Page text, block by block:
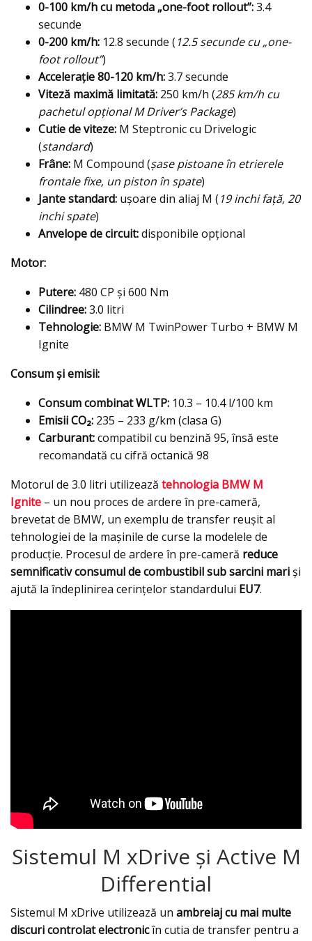
0-100 km/h cu metoda „one-foot rollout”:3.4
secunde
0-200 km/h: 12.8 secunde ( 12.5 secunde cu „one-
foot rollout”)
Accelerație 80-120 km/h:3.7 secunde
Viteză maximă limitată: 250 km/h (285 km/h cu
pachetul opțional M Driver’s Package)
Cutie de viteze: M Steptronic cu Drivelogic
(standard)
Frâne: M Compound (șase pistoane în etrierele
frontale fixe, un piston în spate)
Jante standard: ușoare din aliaj M ( 19 inchi față, 20
inchi spate)
Anvelope de circuit:disponibile opțional
Motor:
Putere: 480 CP și 600 Nm
Cilindree:3.0 litri
Tehnologie: BMW M TwinPower Turbo + BMW M
Ignite
Consum și emisii:
Consum combinat WLTP: 10.3 – 10.4 l/100 km
Emisii CO₂: 235 – 233 g/km (clasa G)
Carburant:compatibil cu benzină 95, însă este
recomandată cu cifră octanică 98
Motorul de 3.0 litri utilizează tehnologia BMW M
Ignite – un nou proces de ardere în pre-cameră,
brevetat de BMW, un exemplu de transfer reușit al
tehnologiei de la mașinile de curse la modelele de
producție. Procesul de ardere în pre-cameră reduce
semnificativ consumul de combustibil sub sarcini mariși
ajută la îndeplinirea cerințelor standardului EU7.
Sistemul M xDrive și Active M
Differential
Sistemul M xDrive utilizează un ambreiaj cu mai multe
discuri controlat electronicîn cutia de transfer pentru a